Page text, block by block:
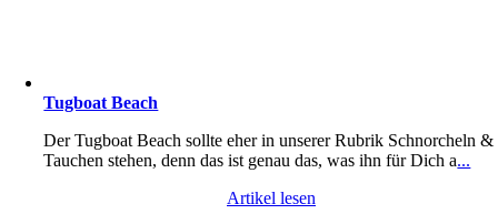
Tugboat Beach
Der Tugboat Beach sollte eher in unserer Rubrik Schnorcheln &
Tauchen stehen, denn das ist genau das, was ihn für Dich a...
Artikel lesen